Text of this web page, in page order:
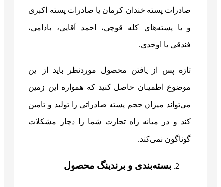
صادرات پسته خندان کرمان یا صادرات پسته اکبری
و یا پسته‌های کله قوچی، احمد آقایی، بادامی،
فندقی یا اوحدی.
تازه پس از یافتن محصول موردنظر باید از این
موضوع اطمینان حاصل کنید که همواره این زمین
می‌تواند میزان حجم پسته صادراتی را تولید و تامین
کند و در میانه راه تجارت شما را دچار مشکلات
گوناگون نمی‌کند.
بسته‌بندی و برندینگ محصول